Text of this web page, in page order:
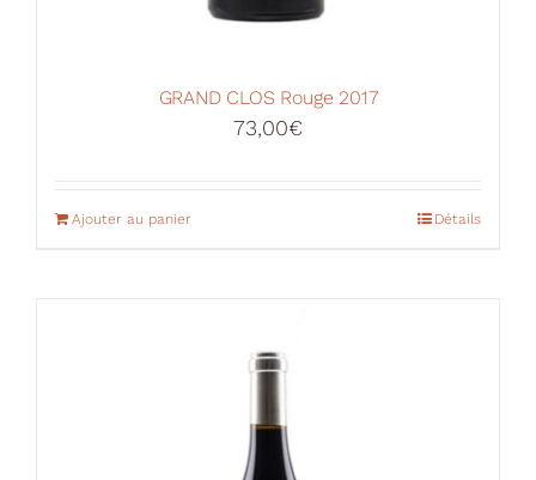
GRAND CLOS Rouge 2017
73,00€
Ajouter au panier Détails